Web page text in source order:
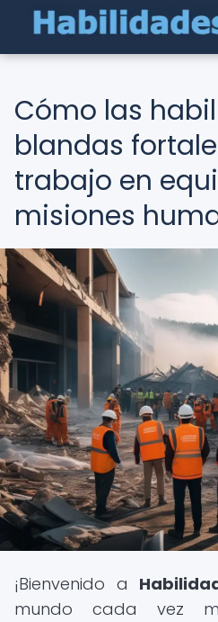
Cómo las
blandas
trabajo en
misiones
¡Bienvenido a
mundo cada vez